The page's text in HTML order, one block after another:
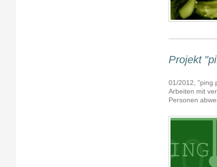
Projekt
01/2012,
Arbeiten mit
Personen